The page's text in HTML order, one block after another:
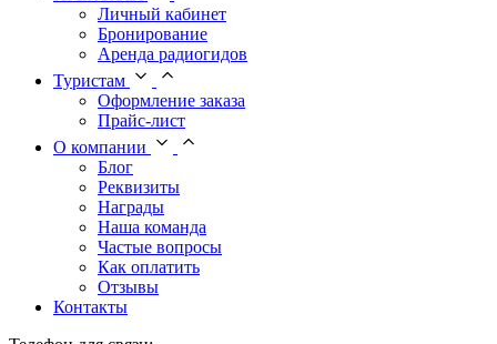
Личный кабинет
Бронирование
Аренда радиогидов
Туристам
Оформление заказа
Прайс-лист
О компании
Блог
Реквизиты
Награды
Наша команда
Частые вопросы
Как оплатить
Отзывы
Контакты